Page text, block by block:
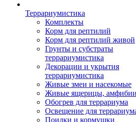
Террариумистика
Комплекты
Корм для рептилий
Корм для рептилий живой
Грунты и субстраты
террариумистика
Декорации и укрытия
террариумистика
Живые змеи и насекомые
Живые ящерицы, амфибии
Обогрев для террариума
Освещение для
Поилки и кормушки